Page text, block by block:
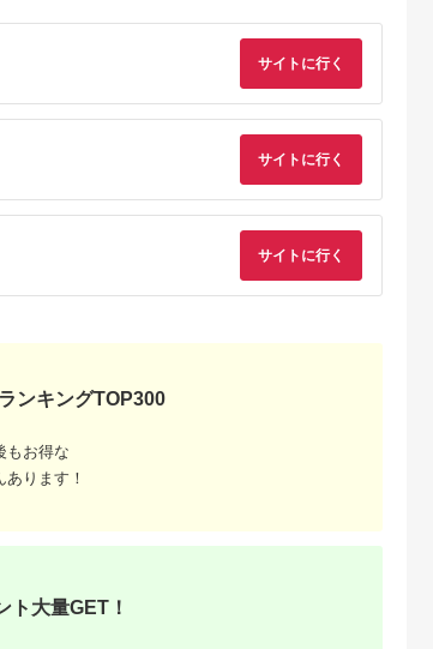
出典：楽天ふるさと納
海産物 岩手県 宮古市
不可地域：離島】
【G1335814】
出典：楽天ふるさと納
税
ツ 800グラム 自然の
出典：ANAのふるさ
サイトに行く
サイトに行く
サイトに行く
ンキングTOP300
もお得な
ります！
ト大量GET！